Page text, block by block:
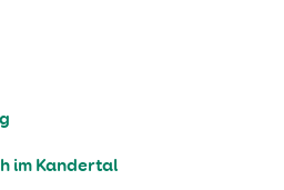
im Kandertal